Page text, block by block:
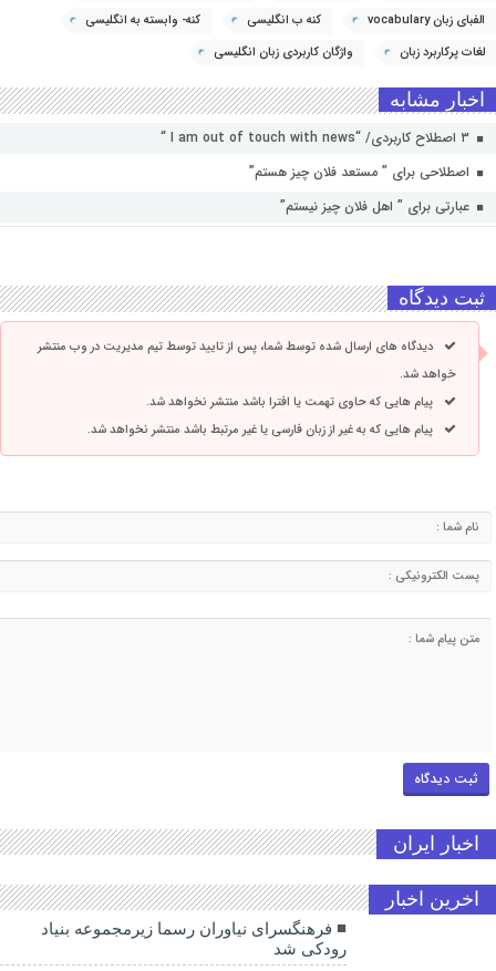
الفبای زبان vocabulary
کنه ب انگلیسی
کنه- وابسته به انگلیسی
لغات پرکاربرد زبان
واژگان کاربردی زبان انگلیسی
اخبار مشابه
۳ اصطلاح کاربردی/ “I am out of touch with news “
اصطلاحی برای ” مستعد فلان چیز هستم”
عبارتی برای ” اهل فلان چیز نیستم”
ثبت دیدگاه
دیدگاه های ارسال شده توسط شما، پس از تایید توسط تیم مدیریت در وب منتشر
خواهد شد.
پیام هایی که حاوی تهمت یا افترا باشد منتشر نخواهد شد.
پیام هایی که به غیر از زبان فارسی یا غیر مرتبط باشد منتشر نخواهد شد.
اخبار ایران
اخرین اخبار
فرهنگسرای نیاوران رسما زیرمجموعه بنیاد
رودکی شد